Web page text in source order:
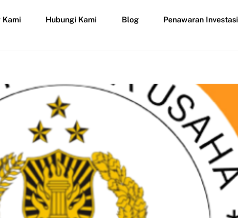
Kami Hubungi Kami Blog Penawaran Investasi